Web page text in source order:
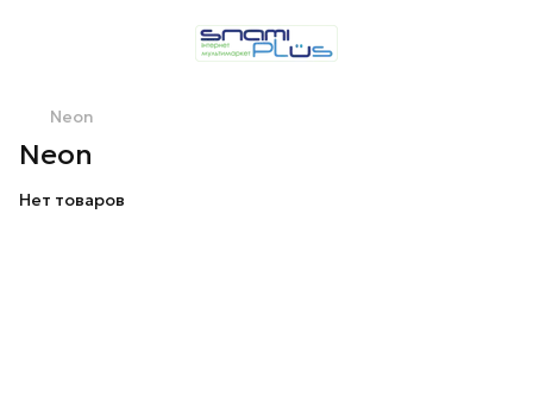
Neon
Neon
Нет товаров